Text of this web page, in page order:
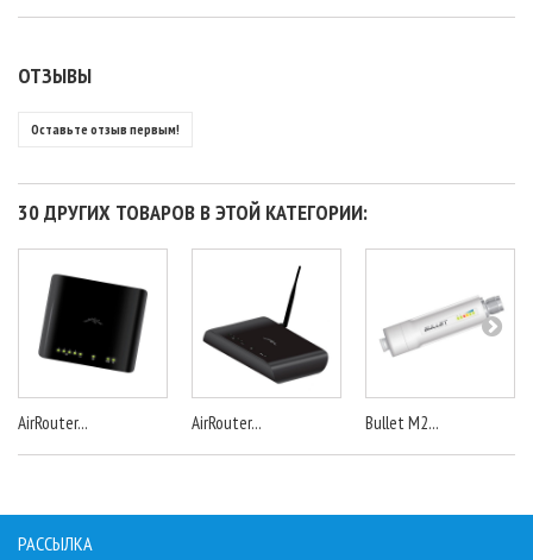
ОТЗЫВЫ
Оставьте отзыв первым!
30 ДРУГИХ ТОВАРОВ В ЭТОЙ КАТЕГОРИИ:
AirRouter... AirRouter... Bullet M2...
РАССЫЛКА